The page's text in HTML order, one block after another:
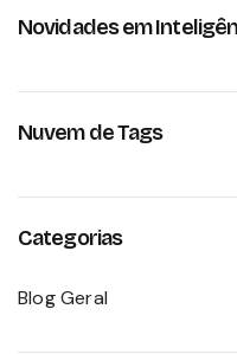
Novidades em
Nuvem de Tags
Categorias
Blog Geral